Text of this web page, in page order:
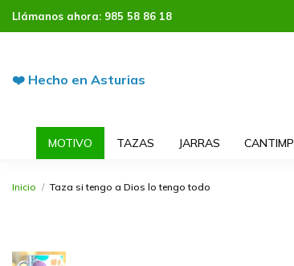
Llámanos ahora: 985 58 86 18
❤️ Hecho en Asturias
MOTIVO TAZAS JARRAS
Inicio Taza si tengo a Dios lo tengo todo